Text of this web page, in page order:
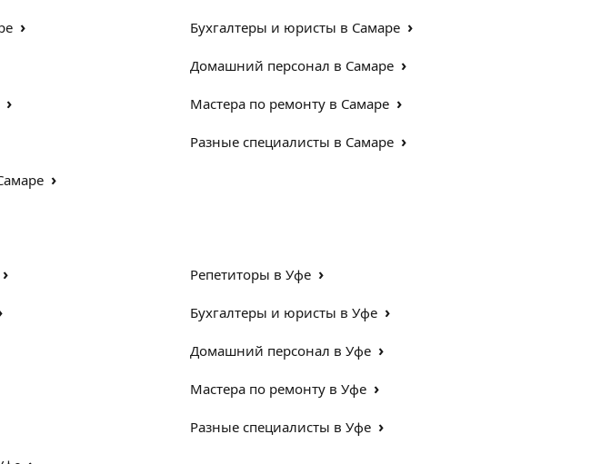
›
›
›
Бухгалтеры и юристы в Самаре ›
Домашний персонал в Самаре ›
Мастера по ремонту в Самаре ›
Разные специалисты в Самаре ›
› Репетиторы в Уфе ›
Бухгалтеры и юристы в Уфе ›
Домашний персонал в Уфе ›
Мастера по ремонту в Уфе ›
Разные специалисты в Уфе ›